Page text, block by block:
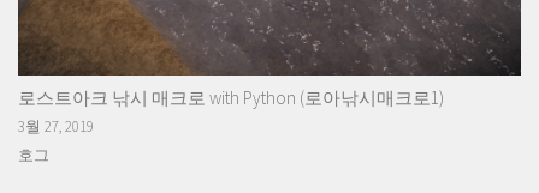
로스트아크 낚시 매크로 with Python (로아낚시매크로1)
3월 27, 2019
호그